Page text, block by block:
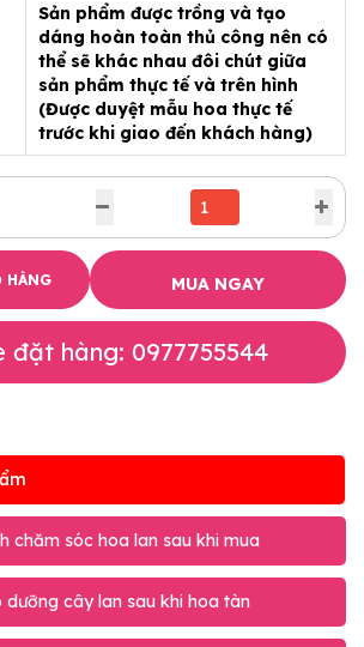
Sản phẩm được trồng và tạo
dáng hoàn toàn thủ công nên có
thể sẽ khác nhau đôi chút giữa
sản phẩm thực tế và trên hình
(Được duyệt mẫu hoa thực tế
trước khi giao đến khách hàng)
HÀNG MUA NGAY
đặt hàng: 0977755544
chăm sóc hoa lan sau khi mua
dưỡng cây lan sau khi hoa tàn